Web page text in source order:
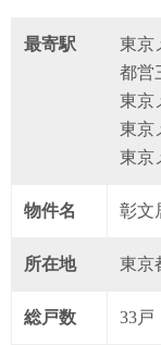
最寄駅
東京
都営
東京
東京
東京
物件名 彰文
所在地 東京
総戸数 33戸